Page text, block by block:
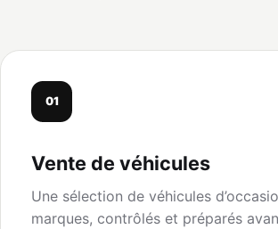
01
Vente de véhicules
Une sélection de véhicules
marques, contrôlés et préparés